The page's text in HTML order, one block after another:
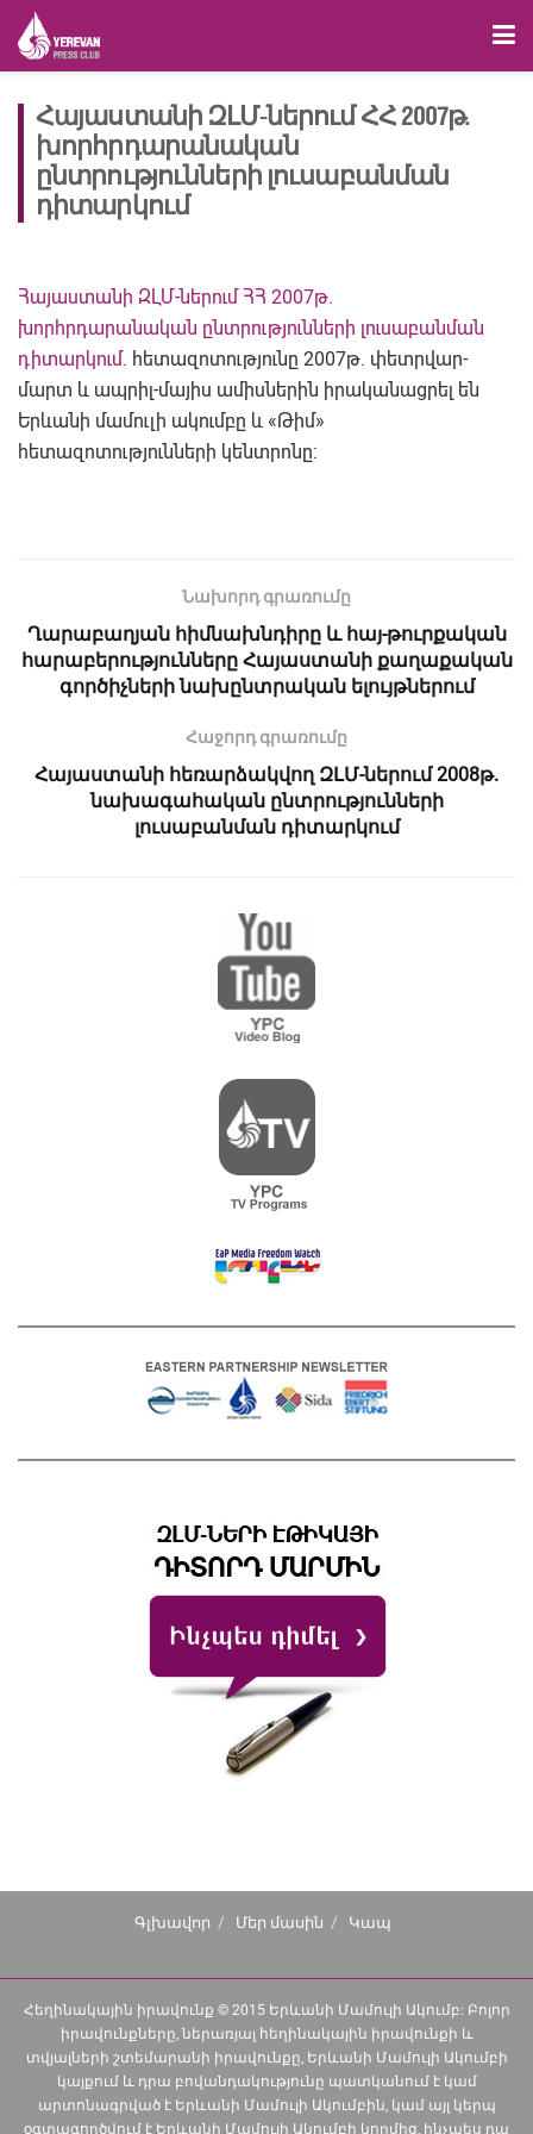
Հայաստանի ԶԼՄ-ներում ՀՀ 2007թ.
խորհրդարանական
ընտրությունների լուսաբանման
դիտարկում
Հայաստանի ԶԼՄ-ներում ՀՀ 2007թ.
խորհրդարանական ընտրությունների լուսաբանման
դիտարկում. հետազոտությունը 2007թ. փետրվար-
մարտ և ապրիլ-մայիս ամիսներին իրականացրել են
Երևանի մամուլի ակումբը և «Թիմ»
հետազոտությունների կենտրոնը:
Նախորդ գրառումը
Ղարաբաղյան հիմնախնդիրը և հայ-թուրքական
հարաբերությունները Հայաստանի քաղաքական
գործիչների նախընտրական ելույթներում
Հաջորդ գրառումը
Հայաստանի հեռարձակվող ԶԼՄ-ներում 2008թ.
նախագահական ընտրությունների
լուսաբանման դիտարկում
Գլխավոր Մեր մասին Կապ
Հեղինակային իրավունք © 2015 Երևանի Մամուլի Ակումբ: Բոլոր
իրավունքները, ներառյալ հեղինակային իրավունքի և
տվյալների շտեմարանի իրավունքը, Երևանի Մամուլի Ակումբի
կայքում և դրա բովանդակությունը պատկանում է կամ
արտոնագրված է Երևանի Մամուլի Ակումբին, կամ այլ կերպ
օգտագործվում է Երևանի Մամուլի Ակումբի կողմից, ինչպես դա